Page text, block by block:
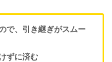
で、引き継ぎがスムー
ずに済む